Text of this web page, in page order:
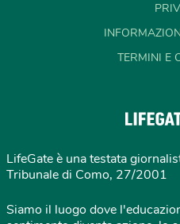
TERMINI E
LifeGate è una testata
Tribunale di Como, 27/2001
Siamo il luogo dove